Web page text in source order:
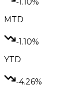
MTD
-1.10%
YTD
-4.26%